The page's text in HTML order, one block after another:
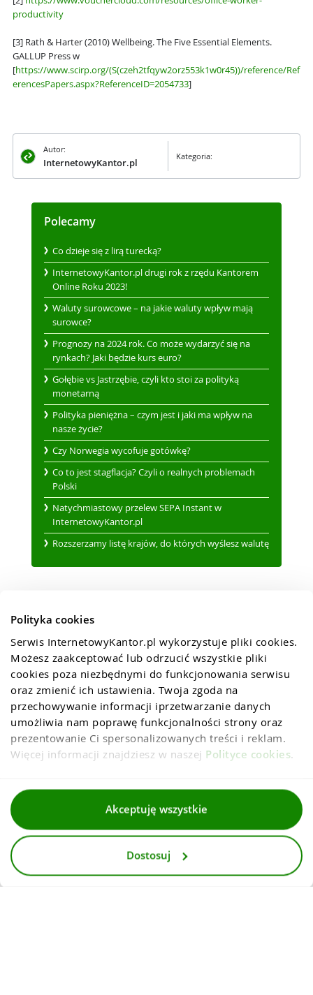
Polityka cookies
Serwis InternetowyKantor.pl wykorzystuje pliki cookies.
Możesz zaakceptować lub odrzucić wszystkie pliki
cookies poza niezbędnymi do funkcjonowania serwisu
oraz zmienić ich ustawienia. Twoja zgoda na
przechowywanie informacji iprzetwarzanie danych
umożliwia nam poprawę funkcjonalności strony oraz
prezentowanie Ci spersonalizowanych treści i reklam.
Więcej informacji znajdziesz w naszej Polityce cookies.
Akceptuję wszystkie
Dostosuj
productivity
[3] Rath & Harter (2010) Wellbeing. The Five Essential Elements.
GALLUP Press w
[https://www.scirp.org/(S(czeh2tfqyw2orz553k1w0r45))/reference/Ref
erencesPapers.aspx?ReferenceID=2054733]
Autor:
InternetowyKantor.pl
Kategoria:
Polecamy
Co dzieje się z lirą turecką?
InternetowyKantor.pl drugi rok z rzędu Kantorem
Online Roku 2023!
Waluty surowcowe – na jakie waluty wpływ mają
surowce?
Prognozy na 2024 rok. Co może wydarzyć się na
rynkach? Jaki będzie kurs euro?
Gołębie vs Jastrzębie, czyli kto stoi za polityką
monetarną
Polityka pieniężna – czym jest i jaki ma wpływ na
nasze życie?
Czy Norwegia wycofuje gotówkę?
Co to jest stagflacja? Czyli o realnych problemach
Polski
Natychmiastowy przelew SEPA Instant w
InternetowyKantor.pl
Rozszerzamy listę krajów, do których wyślesz walutę
Regulaminy
Dla mediów